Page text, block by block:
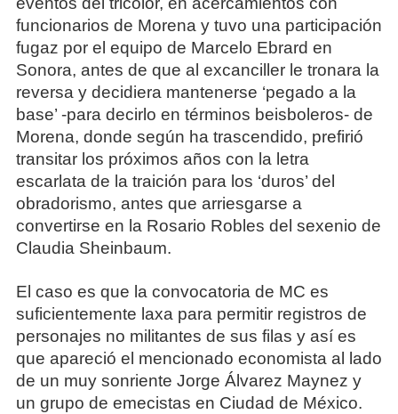
funcionarios de Morena y tuvo una participación
fugaz por el equipo de Marcelo Ebrard en
Sonora, antes de que al excanciller le tronara la
reversa y decidiera mantenerse ‘pegado a la
base’ -para decirlo en términos beisboleros- de
Morena, donde según ha trascendido, prefirió
transitar los próximos años con la letra
escarlata de la traición para los ‘duros’ del
obradorismo, antes que arriesgarse a
convertirse en la Rosario Robles del sexenio de
Claudia Sheinbaum.
El caso es que la convocatoria de MC es
suficientemente laxa para permitir registros de
personajes no militantes de sus filas y así es
que apareció el mencionado economista al lado
de un muy sonriente Jorge Álvarez Maynez y
un grupo de emecistas en Ciudad de México.